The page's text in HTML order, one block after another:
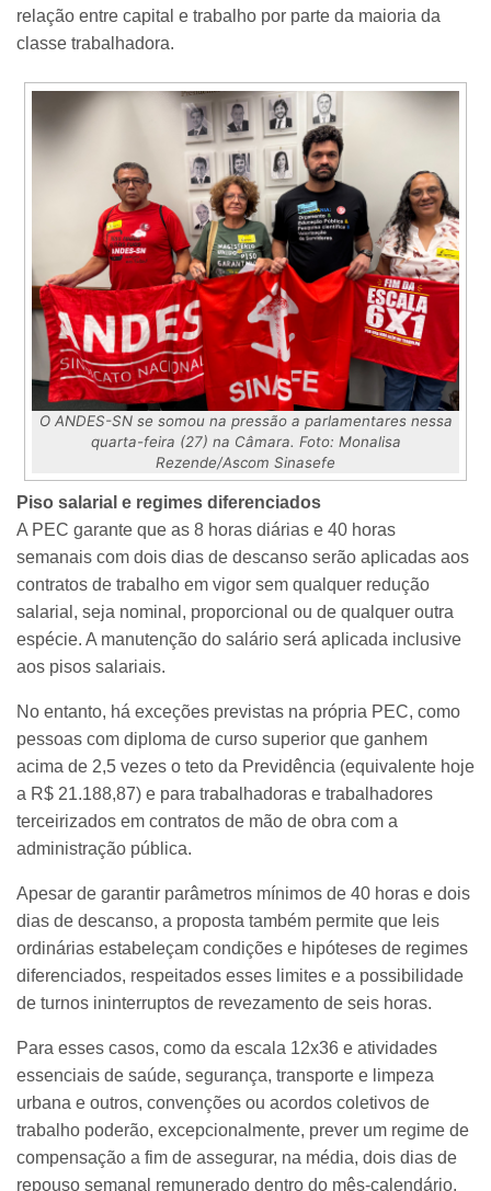
relação entre capital e trabalho por parte da maioria da
classe trabalhadora.
O ANDES-SN se somou na pressão a parlamentares nessa
quarta-feira (27) na Câmara. Foto: Monalisa
Rezende/Ascom Sinasefe
Piso salarial e regimes diferenciados
A PEC garante que as 8 horas diárias e 40 horas
semanais com dois dias de descanso serão aplicadas aos
contratos de trabalho em vigor sem qualquer redução
salarial, seja nominal, proporcional ou de qualquer outra
espécie. A manutenção do salário será aplicada inclusive
aos pisos salariais.
No entanto, há exceções previstas na própria PEC, como
pessoas com diploma de curso superior que ganhem
acima de 2,5 vezes o teto da Previdência (equivalente hoje
a R$ 21.188,87) e para trabalhadoras e trabalhadores
terceirizados em contratos de mão de obra com a
administração pública.
Apesar de garantir parâmetros mínimos de 40 horas e dois
dias de descanso, a proposta também permite que leis
ordinárias estabeleçam condições e hipóteses de regimes
diferenciados, respeitados esses limites e a possibilidade
de turnos ininterruptos de revezamento de seis horas.
Para esses casos, como da escala 12x36 e atividades
essenciais de saúde, segurança, transporte e limpeza
urbana e outros, convenções ou acordos coletivos de
trabalho poderão, excepcionalmente, prever um regime de
compensação a fim de assegurar, na média, dois dias de
repouso semanal remunerado dentro do mês-calendário.